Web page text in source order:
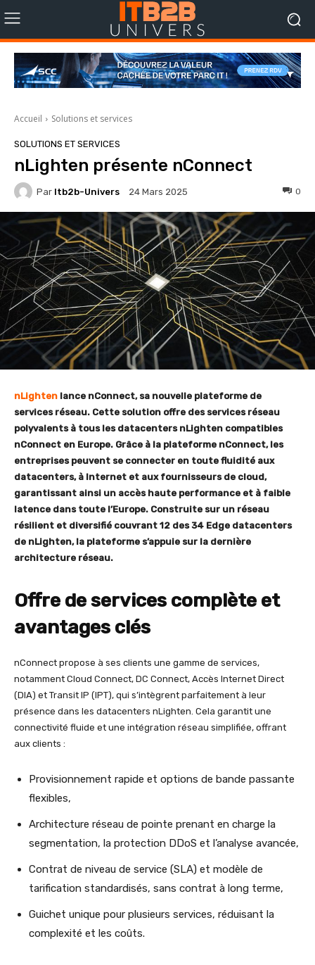
Accueil Solutions et services
SOLUTIONS ET SERVICES
nLighten présente nConnect
Par Itb2b-Univers 24 Mars 2025 0
nLighten lance nConnect, sa nouvelle plateforme de
services réseau. Cette solution offre des services réseau
polyvalents à tous les datacenters nLighten compatibles
nConnect en Europe. Grâce à la plateforme nConnect, les
entreprises peuvent se connecter en toute fluidité aux
datacenters, à Internet et aux fournisseurs de cloud,
garantissant ainsi un accès haute performance et à faible
latence dans toute l’Europe. Construite sur un réseau
résilient et diversifié couvrant 12 des 34 Edge datacenters
de nLighten, la plateforme s’appuie sur la dernière
architecture réseau.
Offre de services complète et
avantages clés
nConnect propose à ses clients une gamme de services,
notamment Cloud Connect, DC Connect, Accès Internet Direct
(DIA) et Transit IP (IPT), qui s’intègrent parfaitement à leur
présence dans les datacenters nLighten. Cela garantit une
connectivité fluide et une intégration réseau simplifiée, offrant
aux clients :
Provisionnement rapide et options de bande passante
flexibles,
Architecture réseau de pointe prenant en charge la
segmentation, la protection DDoS et l’analyse avancée,
Contrat de niveau de service (SLA) et modèle de
tarification standardisés, sans contrat à long terme,
Guichet unique pour plusieurs services, réduisant la
complexité et les coûts.